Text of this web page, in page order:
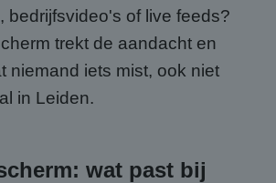
bedrijfsvideo's of live feeds?
trekt de aandacht en
niemand iets mist, ook niet
in Leiden.
wat past bij